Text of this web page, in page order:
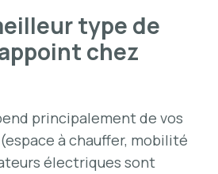
type de
chez
principalement de vos
à chauffer, mobilité
électriques sont